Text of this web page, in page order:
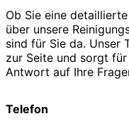
Ob Sie eine
über unsere
sind für Sie da. Unser
zur Seite und sorgt
Antwort auf Ihre
Telefon